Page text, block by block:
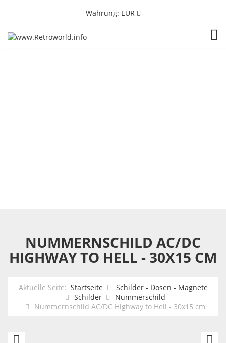
Währung: EUR
NUMMERNSCHILD AC/DC
HIGHWAY TO HELL - 30X15 CM
Aktuelle Seite: Startseite
Schilder - Dosen - Magnete
Schilder
Nummerschild
Nummernschild AC/DC Highway to Hell - 30x15 cm